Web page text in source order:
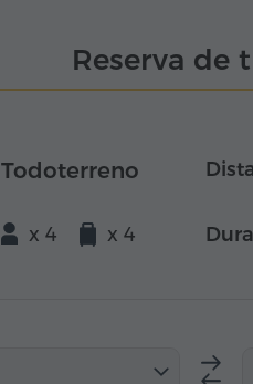
Reserva de
Todoterreno
x 4 x 4